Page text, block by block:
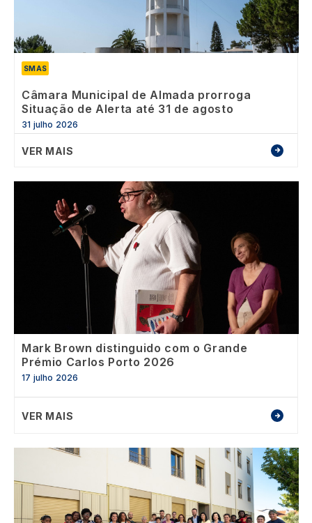
SMAS
Câmara Municipal de Almada prorroga
Situação de Alerta até 31 de agosto
31 julho 2026
VER MAIS
Mark Brown distinguido com o Grande
Prémio Carlos Porto 2026
17 julho 2026
VER MAIS